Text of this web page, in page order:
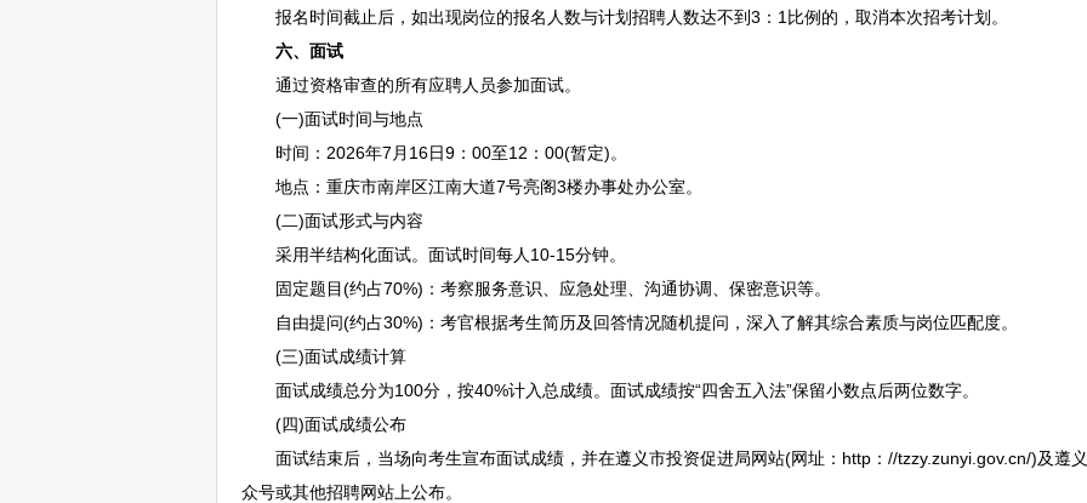
报名时间截止后，如出现岗位的报名人数与计划招聘人数达不到3：1比例的，取消本次招考计划。
六、面试
通过资格审查的所有应聘人员参加面试。
(一)面试时间与地点
时间：2026年7月16日9：00至12：00(暂定)。
地点：重庆市南岸区江南大道7号亮阁3楼办事处办公室。
(二)面试形式与内容
采用半结构化面试。面试时间每人10-15分钟。
固定题目(约占70%)：考察服务意识、应急处理、沟通协调、保密意识等。
自由提问(约占30%)：考官根据考生简历及回答情况随机提问，深入了解其综合素质与岗位匹配度。
(三)面试成绩计算
面试成绩总分为100分，按40%计入总成绩。面试成绩按“四舍五入法”保留小数点后两位数字。
(四)面试成绩公布
面试结束后，当场向考生宣布面试成绩，并在遵义市投资促进局网站(网址：http：//tzzy.zunyi.gov.cn/)及遵义
众号或其他招聘网站上公布。